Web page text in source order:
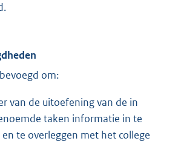
om:
van de uitoefening van de in
taken informatie in te
te overleggen met het college